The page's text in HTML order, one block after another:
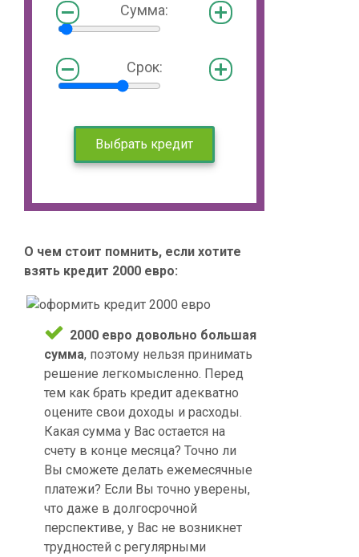
Сумма:
Срок:
Выбрать кредит
О чем стоит помнить, если хотите
взять кредит 2000 евро:
2000 евро довольно большая
сумма, поэтому нельзя принимать
решение легкомысленно. Перед
тем как брать кредит адекватно
оцените свои доходы и расходы.
Какая сумма у Вас остается на
счету в конце месяца? Точно ли
Вы сможете делать ежемесячные
платежи? Если Вы точно уверены,
что даже в долгосрочной
перспективе, у Вас не возникнет
трудностей с регулярными